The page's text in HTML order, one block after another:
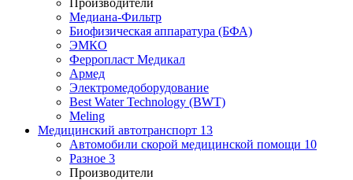
Медиана-Фильтр
Биофизическая аппаратура (БФА)
ЭМКО
Ферропласт Медикал
Армед
Электромедоборудование
Best Water Technology (BWT)
Meling
Медицинский автотранспорт 13
Автомобили скорой медицинской помощи 10
Разное 3
Производители